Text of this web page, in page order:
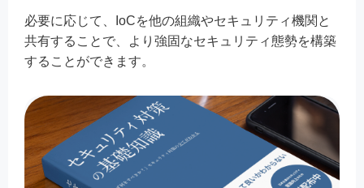
必要に応じて、IoCを他の組織やセキュリティ機関と
共有することで、より強固なセキュリティ態勢を構築
することができます。